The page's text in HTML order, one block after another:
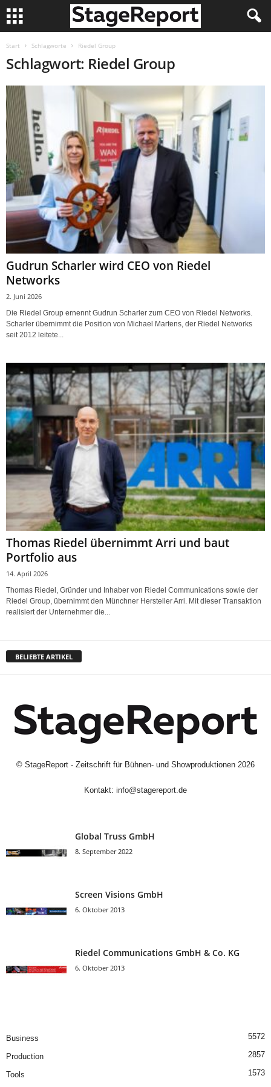
Start Schlagworte Riedel Group
Schlagwort: Riedel Group
Gudrun Scharler wird CEO von Riedel
Networks
2. Juni 2026
Die Riedel Group ernennt Gudrun Scharler zum CEO von Riedel Networks.
Scharler übernimmt die Position von Michael Martens, der Riedel Networks
seit 2012 leitete...
Thomas Riedel übernimmt Arri und baut
Portfolio aus
14. April 2026
Thomas Riedel, Gründer und Inhaber von Riedel Communications sowie der
Riedel Group, übernimmt den Münchner Hersteller Arri. Mit dieser Transaktion
realisiert der Unternehmer die...
BELIEBTE ARTIKEL
© StageReport - Zeitschrift für Bühnen- und Showproduktionen 2026
Kontakt: info@stagereport.de
Global Truss GmbH
8. September 2022
Screen Visions GmbH
6. Oktober 2013
Riedel Communica­tions GmbH & Co. KG
6. Oktober 2013
Business 5572
Production 2857
Tools
1573